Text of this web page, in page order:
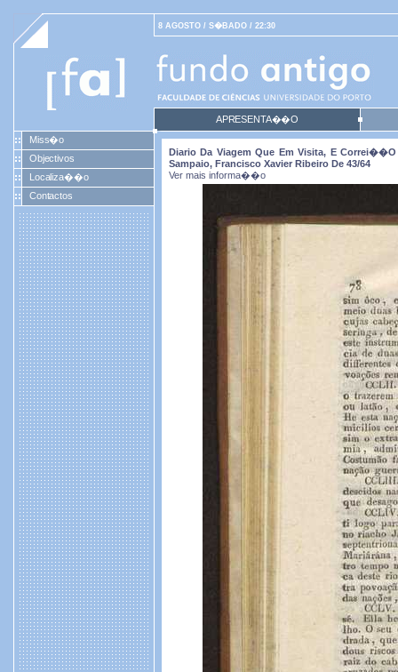
8 AGOSTO / S�BADO / 22:30
APRESENTA��O
Miss�o
Objectivos
Localiza��o
Contactos
Diario Da Viagem Que Em Visita, E
Sampaio, Francisco Xavier Ribeiro De 43/64
Ver mais informa��o